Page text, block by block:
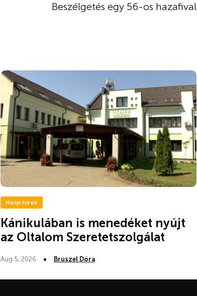
Beszélgetés egy 56-os hazafival
Helyi hírek
Kánikulában is menedéket nyújt
az Oltalom Szeretetszolgálat
Aug 5, 2026 Bruszel Dóra